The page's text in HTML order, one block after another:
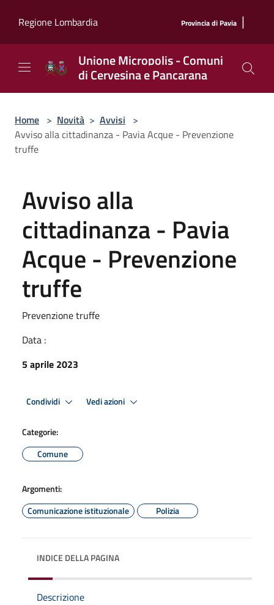
Regione Lombardia
Provincia di Pavia |
Unione Micropolis - Comuni
di Cervesina e Pancarana
Home > Novità > Avvisi >
Avviso alla cittadinanza - Pavia Acque - Prevenzione
truffe
Avviso alla
cittadinanza - Pavia
Acque - Prevenzione
truffe
Prevenzione truffe
Data :
5 aprile 2023
Condividi Vedi azioni
Categorie:
Comune
Argomenti:
Comunicazione istituzionale
Polizia
INDICE DELLA PAGINA
Descrizione